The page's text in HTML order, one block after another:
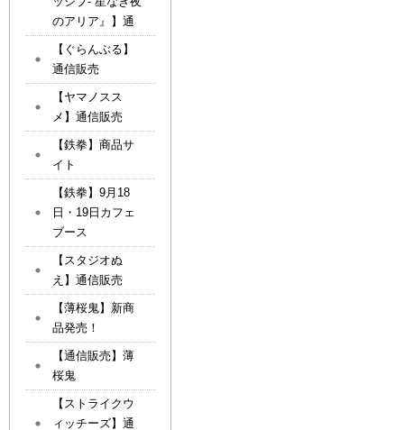
のアリア』】通
【ぐらんぶる】
通信販売
【ヤマノスス
メ】通信販売
【鉄拳】商品サ
イト
【鉄拳】9月18
日・19日カフェ
ブース
【スタジオぬ
え】通信販売
【薄桜鬼】新商
品発売！
【通信販売】薄
桜鬼
【ストライクウ
ィッチーズ】通